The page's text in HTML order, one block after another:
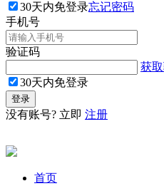
30天内免登录忘记密码
手机号
验证码
获
30天内免登录
没有账号? 立即 注册
首页